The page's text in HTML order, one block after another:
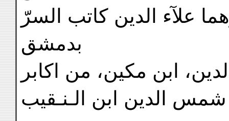
علآء الدين كاتب السرّ
بدمشق
ابن مكين، من اكابر
الدين ابن الـنـقيب